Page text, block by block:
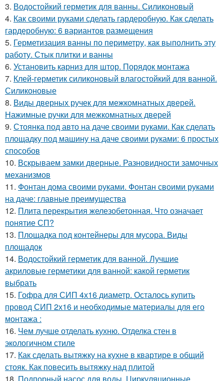
3. Водостойкий герметик для ванны. Силиконовый
4. Как своими руками сделать гардеробную. Как сделать
гардеробную: 6 вариантов размещения
5. Герметизация ванны по периметру, как выполнить эту
работу. Стык плитки и ванны
6. Установить карниз для штор. Порядок монтажа
7. Клей-герметик силиконовый влагостойкий для ванной.
Силиконовые
8. Виды дверных ручек для межкомнатных дверей.
Нажимные ручки для межкомнатных дверей
9. Стоянка под авто на даче своими руками. Как сделать
площадку под машину на даче своими руками: 6 простых
способов
10. Вскрываем замки дверные. Разновидности замочных
механизмов
11. Фонтан дома своими руками. Фонтан своими руками
на даче: главные преимущества
12. Плита перекрытия железобетонная. Что означает
понятие СП?
13. Площадка под контейнеры для мусора. Виды
площадок
14. Водостойкий герметик для ванной. Лучшие
акриловые герметики для ванной: какой герметик
выбрать
15. Гофра для СИП 4х16 диаметр. Осталось купить
провод СИП 2х16 и необходимые материалы для его
монтажа :
16. Чем лучше отделать кухню. Отделка стен в
экологичном стиле
17. Как сделать вытяжку на кухне в квартире в общий
стояк. Как повесить вытяжку над плитой